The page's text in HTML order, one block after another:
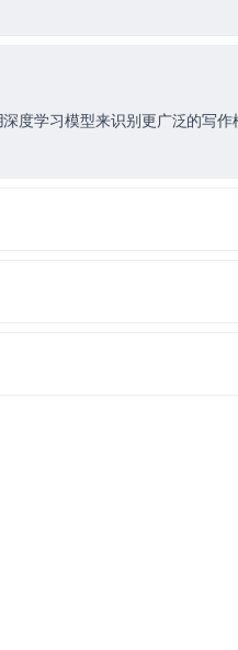
度学习模型来识别更广泛的写作